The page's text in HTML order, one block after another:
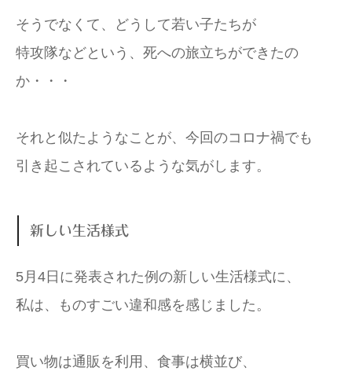
そうでなくて、どうして若い子たちが
特攻隊などという、死への旅立ちができたの
か・・・
それと似たようなことが、今回のコロナ禍でも
引き起こされているような気がします。
新しい生活様式
5月4日に発表された例の新しい生活様式に、
私は、ものすごい違和感を感じました。
買い物は通販を利用、食事は横並び、